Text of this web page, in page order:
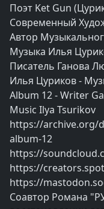
Поэт Ket Gun
Современный
Автор
Музыка Илья
Писатель Ганова
Илья Цуриков -
Album 12 - Writer
Music Ilya Tsurikov
https://archive.org/
album-12
https://
https://
https://
Соавтор Романа